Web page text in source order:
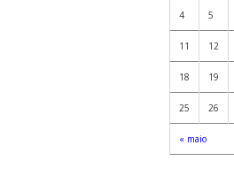
« maio
4 5
11 12
18 19
25 26